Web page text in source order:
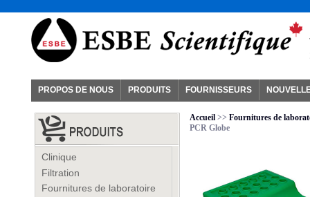
PROPOS DE NOUS PRODUITS FOURNISSEURS
Clinique
Filtration
Fournitures de laboratoire
Accueil >> Fournitures de
PCR Globe